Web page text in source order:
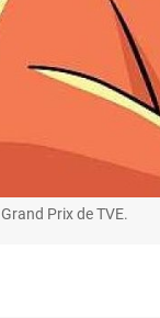
Prix de TVE.